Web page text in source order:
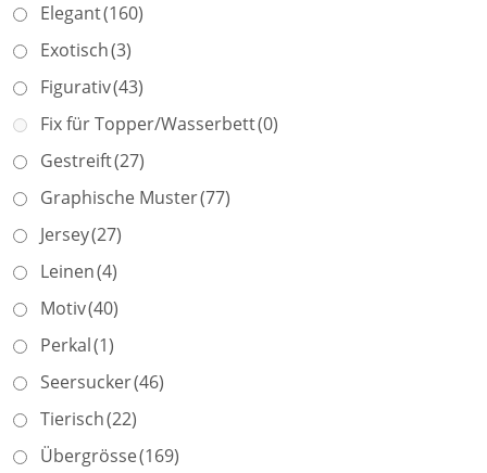
Elegant(160)
Exotisch(3)
Figurativ(43)
Fix für Topper/Wasserbett(0)
Gestreift(27)
Graphische Muster(77)
Jersey(27)
Leinen(4)
Motiv(40)
Perkal(1)
Seersucker(46)
Tierisch(22)
Übergrösse(169)